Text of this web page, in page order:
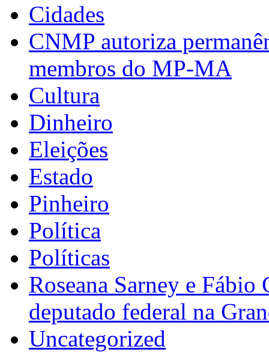
Cidades
CNMP autoriza
membros do MP-MA
Cultura
Dinheiro
Eleições
Estado
Pinheiro
Política
Políticas
Roseana Sarney e
deputado federal na
Uncategorized